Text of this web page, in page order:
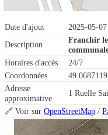
Date d'ajout
2025-05-07
Description
Franchir
Horaires d'accès
24/7
Coordonnées
Adresse
approximative
1 Ruelle
🔗 Voir surOpenStreetMap /